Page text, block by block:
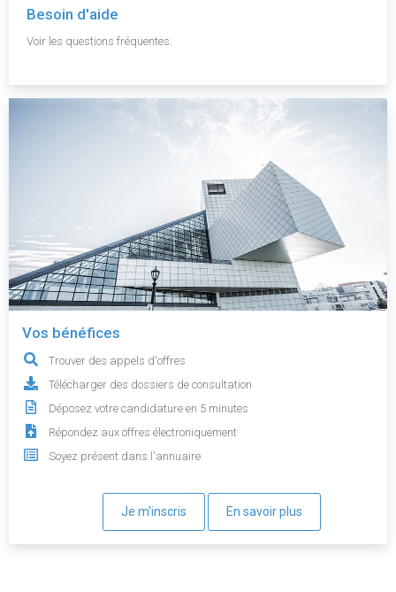
Besoin d'aide
Voir les questions fréquentes.
Vos bénéfices
Trouver des appels d'offres
Télécharger des dossiers de consultation
Déposez votre candidature en 5 minutes
Répondez aux offres électroniquement
Soyez présent dans l'annuaire
Je m'inscris En savoir plus